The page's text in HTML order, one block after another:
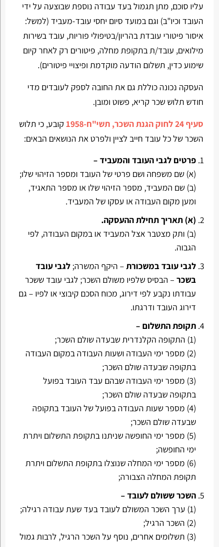
עליו סוכם, מתן תגמול בעד עבודה נוספת שבוצעה על ידי
העובד וכיו"ב) וגם במועד סיום יחסי עובד-מעביד (למשל:
איסור פיטורי עובדת בהריון/בטיפולי פוריות, עובד בשירות
מילואים, עובד/ת בתקופת מחלה, פיטורים רק לאחר קיום
שימוע כדין, תשלום הודעה מוקדמת ופיצויי פיטורים).
העסקה נכונה כוללת גם את החובה לספק לעובדים מדי
חודש תלוש שכר קריא, פשוט ומובן.
סעיף 24 לחוק הגנת השכר, תשי"ח-1958
קובע, כי תלוש
השכר של כל עובד חייב לציין ולפרט את הנושאים הבאים:
פרטים לגבי העובד והמעביד –
(א) שם משפחה ושם פרטי של העובד ומספר הזיהוי שלו;
(ב) שם המעביד, מספר הזיהוי שלו או מספר התאגיד,
ומען מקום העבודה או עסקו של המעביד.
(א) תאריך תחילת ההעסקה.
(ב) ותק מצטבר אצל המעביד או במקום העבודה, לפי
הגבוה.
לגבי עובד במשכורת– היקף המשרה; לגבי עובד
בשכר– הבסיס שלפיו משולם השכר; לגבי עובד ששכר
עבודתו נקבע לפי דירוג, מכוח הסכם קיבוצי או לפיו – גם
דירוג העובד ודרגתו.
תקופת התשלום –
(1) התקופה הקלנדרית שבעדה שולם השכר;
(2) מספר ימי העבודה ושעות העבודה במקום העבודה
בתקופה שבעדה שולם השכר;
(3) מספר ימי העבודה שבהם עבד העובד בפועל
בתקופה שבעדה שולם השכר;
(4) מספר שעות העבודה בפועל של העובד בתקופה
שבעדה שולם השכר;
(5) מספר ימי החופשה שניתנו בתקופת התשלום ויתרת
ימי החופשה;
(6) מספר ימי המחלה שנוצלו בתקופת התשלום ויתרת
תקופת המחלה הצבורה;
השכר ששולם לעובד –
(1) ערך השכר המשולם לעובד בעד שעת עבודה רגילה;
(2) השכר הרגיל;
(3) תשלומים אחרים, נוסף על השכר הרגיל, לרבות גמול